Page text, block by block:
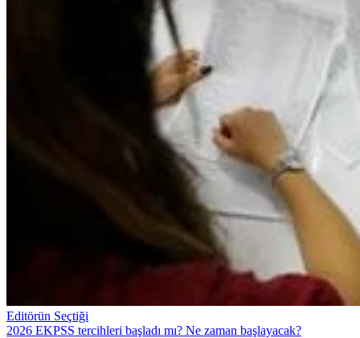
Editörün Seçtiği
2026 EKPSS tercihleri başladı mı? Ne zaman başlayacak?